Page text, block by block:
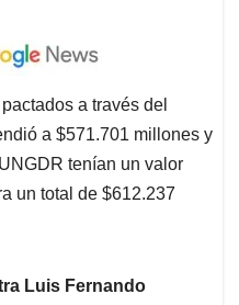
a través del
a $571.701 millones y
tenían un valor
un total de $612.237
Luis Fernando